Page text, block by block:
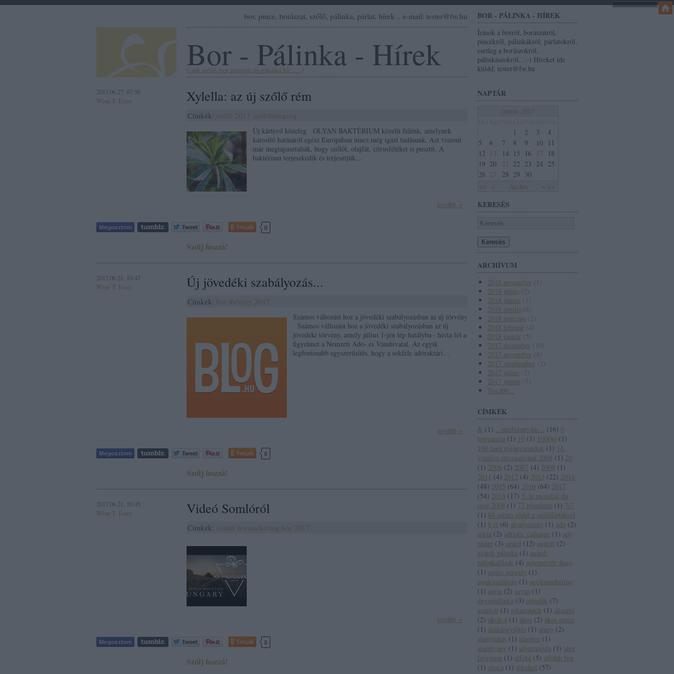
BOR - PÁLINKA - HÍREK
Írások a borról, borászatról,
pincékről, pálinkákról, párlatokról,
esetleg a borászokról,
pálinkászokról...:-) Híreket ide
küldd: tester@fw.hu
NAPTÁR
június 2017
<< < Archív > >>
1 2 3
4
5
6 7 8 9 10
11
12
13 14 15 16 17
18
19 20 21 22 23 24 25
26 27 28 29 30
KERESÉS
ARCHÍVUM
2018 november
2018 július
2018 június
2018 április
2018 március
2018 február
2018 január
2017 december
2017 november
2017 szeptember
2017 július
2017 június
Tovább...
CÍMKÉK
& ( 1 ) ...medveanyám... ( 16) 0
tolerancia ( 1 ) 10 ( 1 ) 1000jó ( 1 )
100 tagú cigányzenekar ( 1 ) 14.
vinalies international 2008 ( 1 ) 20
( 1 ) 2006 (2) 2007 (4) 2009 ( 1 )
2011 (4) 2012 (4) 2013 (22) 2014
(48) 2015 (64) 2016 (64) 2017
(54) 2018 ( 17) 5. le mondial du
rosé 2008 ( 1 ) 77 pincészet ( 1 ) 7i7
( 1 ) 88 színes oldal a szőlőfajtákról
( 1 ) 8 ft (6) abaújszántó ( 1 ) adó (2)
adria (2) adriatic callenge ( 1 ) ady
endre (3) agárd ( 12) agárdi (2)
agárdi pálinka ( 1 ) agárdi
pálinkafőzde (4) aglomerált dugó
( 1 ) agócs gergely ( 1 )
agrárgazdaság ( 1 ) agrármarketing
( 1 ) agria (2) ágyas ( 1 )
ágyaspálinka (3) ajándék (7)
ajánlott ( 1 ) ajkarendek ( 1 ) akasztó
(2) akohol ( 1 ) ákos (2) ákos pince
( 1 ) aláírásgyűjtés ( 1 ) alany (2)
alanyhatás ( 1 ) alapbor ( 1 )
alapítvány ( 1 ) albertgazda ( 1 ) alex
ferguson ( 1 ) alföld (5) alföldi bor
( 1 ) alisca ( 1 ) alkohol (57)
bor, pince, borászat, szőlő, pálinka, párlat, hírek .. e-mail: tester@fw.hu
Bor - Pálinka - Hírek
Csak szőlő, bor, pezsgős és pálinka hír ... :-)
2017.06.27. 07:56
Wine T. Ester
Xylella: az új szőlő rém
Címkék: szőlő 2017 szőlőbetegség
Új kártevő közeleg OLYAN BAKTÉRIUM közelít felénk, amelynek
károsító hatásáról egész Európában nincs még igazi tudásunk. Azt viszont
már megtapasztalták, hogy szőlőt, olajfát, citrusféléket is pusztít. A
baktérium terjeszkedik és terjesztjük…
tovább »
Tetszik 0
Szólj hozzá!
2017.06.21. 10:47
Wine T. Ester
Új jövedéki szabályozás...
Címkék: bor törvény 2017
Számos változást hoz a jövedéki szabályozásban az új törvény
Számos változást hoz a jövedéki szabályozásban az új
jövedéki törvény, amely július 1-jén lép hatályba - hívta fel a
figyelmet a Nemzeti Adó- és Vámhivatal. Az egyik
legfontosabb egyszerűsítés, hogy a sokféle adóraktári…
tovább »
Tetszik 0
Szólj hozzá!
2017.06.21. 10:45
Wine T. Ester
Videó Somlóról
Címkék: somló bormarketing bor 2017
tovább »
Tetszik 0
Szólj hozzá!